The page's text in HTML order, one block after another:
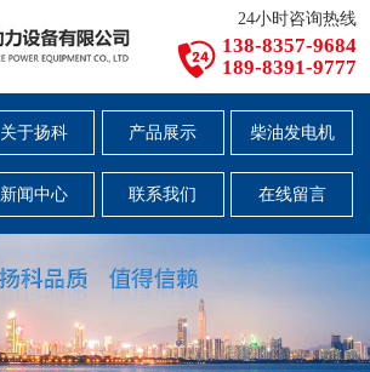
24小时咨询热线
138-8357-9684
189-8391-9777
关于扬科 产品展示 柴油发电机
新闻中心 联系我们 在线留言